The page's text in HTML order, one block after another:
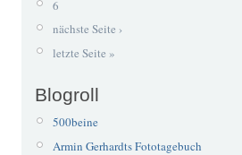
6
nächste Seite ›
letzte Seite »
Blogroll
500beine
Armin Gerhardts Fototagebuch